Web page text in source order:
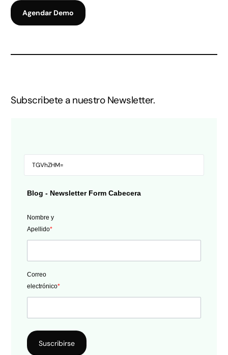
Agendar Demo
Subscribete a nuestro Newsletter.
Blog - Newsletter Form Cabecera
Nombre y
Apellido*
Correo
electrónico*